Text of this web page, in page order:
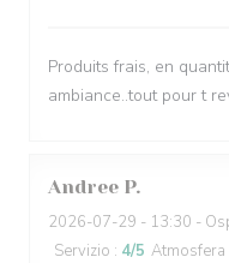
Produits frais, en
ambiance..tout pour t
Andree P
2026-07-29 - 13:30 -
Servizio : 4/5 Atmosfera